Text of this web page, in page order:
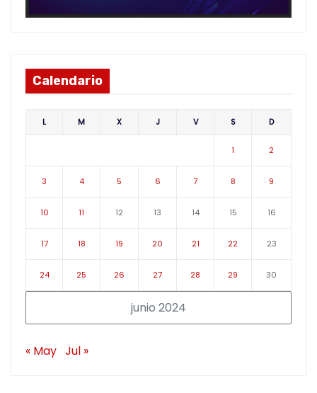
Calendario
junio 2024
L M X J V S D
1 2
3 4 5 6 7 8 9
10 11 12 13 14 15 16
17 18 19 20 21 22 23
24 25 26 27 28 29 30
« May Jul »